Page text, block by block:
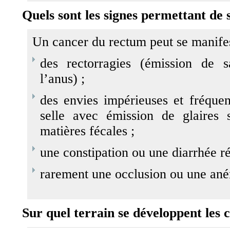
Quels sont les signes permettant
Un cancer du rectum peut se
des rectorragies (émission de
l’anus) ;
des envies impérieuses et
selle avec émission de glaires
matières fécales ;
une constipation ou une diarrhée
rarement une occlusion ou une
Sur quel terrain se développent les